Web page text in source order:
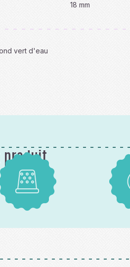
18 mm
vert d'eau
produit
Mercerie